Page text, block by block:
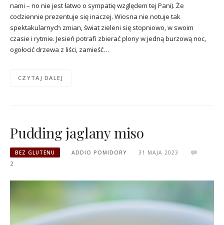
nami – no nie jest łatwo o sympatię względem tej Pani). Że
codziennie prezentuje się inaczej. Wiosna nie notuje tak
spektakularnych zmian, świat zieleni się stopniowo, w swoim
czasie i rytmie. Jesień potrafi zbierać plony w jedną burzową noc,
ogołocić drzewa z liści, zamieść…
CZYTAJ DALEJ
Pudding jaglany miso
BEZ GLUTENU ADDIO POMIDORY
31 MAJA 2023
2